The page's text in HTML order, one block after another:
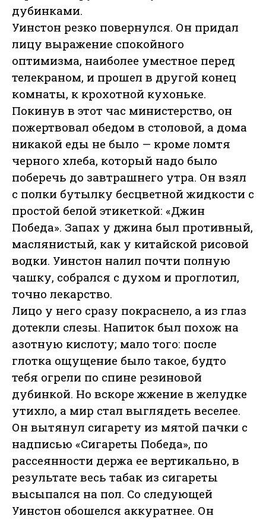
дубинками.
Уинстон резко повернулся. Он придал
лицу выражение спокойного
оптимизма, наиболее уместное перед
телекраном, и прошел в другой конец
комнаты, к крохотной кухоньке.
Покинув в этот час министерство, он
пожертвовал обедом в столовой, а дома
никакой еды не было — кроме ломтя
черного хлеба, который надо было
поберечь до завтрашнего утра. Он взял
с полки бутылку бесцветной жидкости с
простой белой этикеткой: «Джин
Победа». Запах у джина был противный,
маслянистый, как у китайской рисовой
водки. Уинстон налил почти полную
чашку, собрался с духом и проглотил,
точно лекарство.
Лицо у него сразу покраснело, а из глаз
дотекли слезы. Напиток был похож на
азотную кислоту; мало того: после
глотка ощущение было такое, будто
тебя огрели по спине резиновой
дубинкой. Но вскоре жжение в желудке
утихло, а мир стал выглядеть веселее.
Он вытянул сигарету из мятой пачки с
надписью «Сигареты Победа», по
рассеянности держа ее вертикально, в
результате весь табак из сигареты
высыпался на пол. Со следующей
Уинстон обошелся аккуратнее. Он